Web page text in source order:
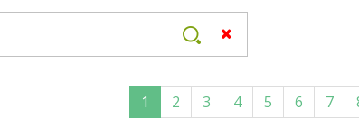
1
2 3 4 5 6 7